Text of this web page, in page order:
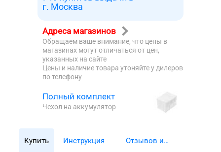
г. Москва
Адреса магазинов
Обращаем ваше внимание, что цены в
магазинах могут отличаться от цен,
указанных на сайте
Цены и наличие товара утоняйте у дилеров
по телефону
Полный комплект
Чехол на аккумулятор
Купить Инструкция
Отзывов и